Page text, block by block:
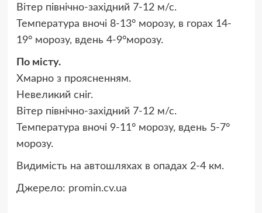
Вітер північно-західний 7-12 м/с.
Температура вночі 8-13° морозу, в горах 14-
19° морозу, вдень 4-9°морозу.
По місту.
Хмарно з проясненням.
Невеликий сніг.
Вітер північно-західний 7-12 м/с.
Температура вночі 9-11° морозу, вдень 5-7°
морозу.
Видимість на автошляхах в опадах 2-4 км.
Джерело: promin.cv.ua